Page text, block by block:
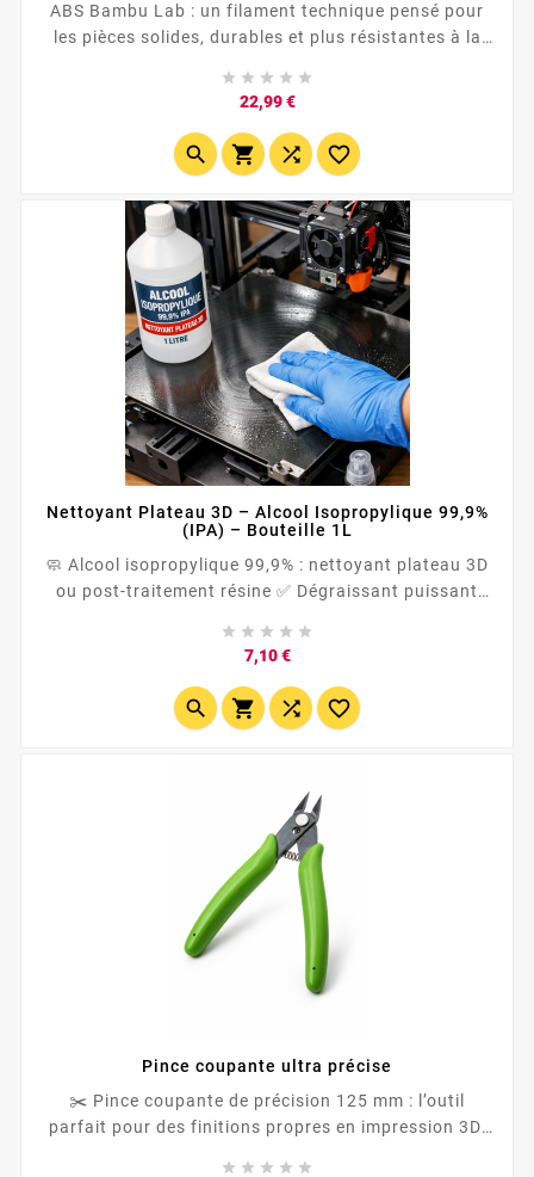
ABS Bambu Lab : un filament technique pensé pour
les pièces solides, durables et plus résistantes à la
caches, supports, prototypes et pièces fonctionnelles
🛠️ Bonne...
    
22,99 €Prix
   
Nettoyant Plateau 3D – Alcool Isopropylique 99,9%
(IPA) – Bouteille 1L
🧼 Alcool isopropylique 99,9% : nettoyant plateau 3D
ou post-traitement résine ✅ Dégraissant puissant
poussières,...
    
7,10 €Prix
   
Pince coupante ultra précise
✂️ Pince coupante de précision 125 mm : l’outil
parfait pour des finitions propres en impression 3D.
    